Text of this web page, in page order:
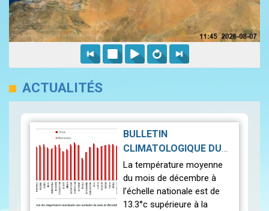
ACTUALITÉS
BULLETIN
CLIMATOLOGIQUE DU
MOIS DE DÉCEMBRE
2025|2026-01-30
La température moyenne
du mois de décembre à
l’échelle nationale est de
13.3°c supérieure à la